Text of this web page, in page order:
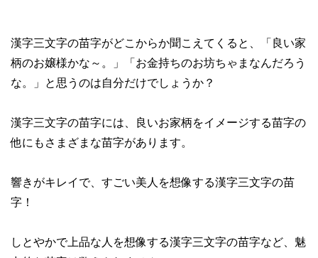
漢字三文字の苗字がどこからか聞こえてくると、「良い家
柄のお嬢様かな～。」「お金持ちのお坊ちゃまなんだろう
な。」と思うのは自分だけでしょうか？
漢字三文字の苗字には、良いお家柄をイメージする苗字の
他にもさまざまな苗字があります。
響きがキレイで、すごい美人を想像する漢字三文字の苗
字！
しとやかで上品な人を想像する漢字三文字の苗字など、魅